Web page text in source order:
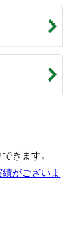
きます。
がございま